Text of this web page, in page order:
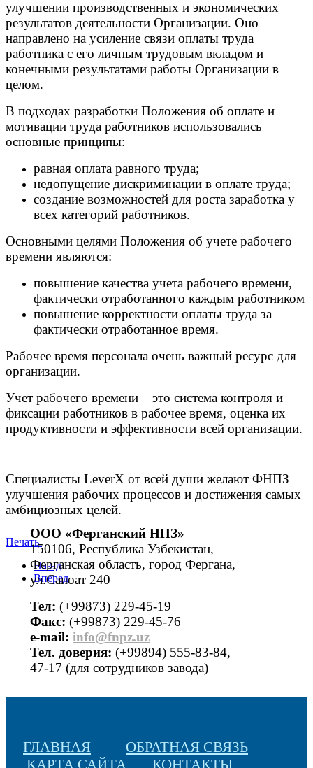
улучшении производственных и экономических
результатов деятельности Организации. Оно
направлено на усиление связи оплаты труда
работника с его личным трудовым вкладом и
конечными результатами работы Организации в
целом.
В подходах разработки Положения об оплате и
мотивации труда работников использовались
основные принципы:
равная оплата равного труда;
недопущение дискриминации в оплате труда;
создание возможностей для роста заработка у
всех категорий работников.
Основными целями Положения об учете рабочего
времени являются:
повышение качества учета рабочего времени,
фактически отработанного каждым работником
повышение корректности оплаты труда за
фактически отработанное время.
Рабочее время персонала очень важный ресурс для
организации.
Учет рабочего времени – это система контроля и
фиксации работников в рабочее время, оценка их
продуктивности и эффективности всей организации.
Специалисты LeverX от всей души желают ФНПЗ
улучшения рабочих процессов и достижения самых
амбициозных целей.
Печать
Назад
Вперед
ООО «Ферганский НПЗ»
150106, Республика Узбекистан,
Ферганская область, город Фергана,
ул.Саноат 240
Тел: (+99873) 229-45-19
Факс: (+99873) 229-45-76
е-mail: info@fnpz.uz
Тел. доверия: (+99894) 555-83-84,
47-17 (для сотрудников завода)
ГЛАВНАЯ
ОБРАТНАЯ СВЯЗЬ
КАРТА САЙТА
КОНТАКТЫ